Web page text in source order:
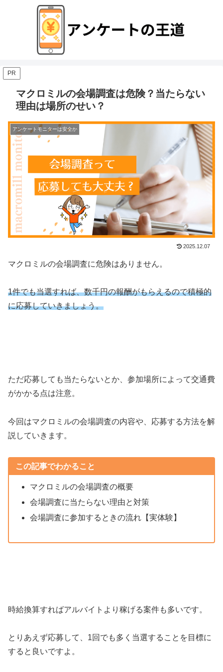
PR
マクロミルの会場調査は危険？当たらない
理由は場所のせい？
アンケートモニターは安全か
2025.12.07
マクロミルの会場調査に危険はありません。
1件でも当選すれば、数千円の報酬がもらえるので積極的
に応募していきましょう。
ただ応募しても当たらないとか、参加場所によって交通費
がかかる点は注意。
今回はマクロミルの会場調査の内容や、応募する方法を解
説していきます。
この記事でわかること
マクロミルの会場調査の概要
会場調査に当たらない理由と対策
会場調査に参加するときの流れ【実体験】
時給換算すればアルバイトより稼げる案件も多いです。
とりあえず応募して、1回でも多く当選することを目標に
すると良いですよ。